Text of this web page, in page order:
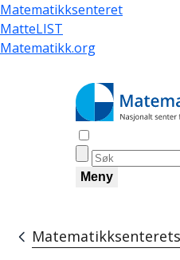
Hopp
til
hovedinnhold
Matematikksenteret
MatteLIST
Matematikk.org
Meny